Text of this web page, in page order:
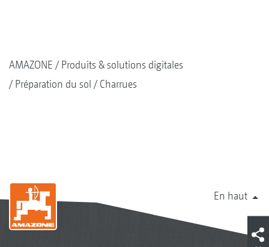
AMAZONE
Produits & solutions digitales
Préparation du sol
Charrues
En haut